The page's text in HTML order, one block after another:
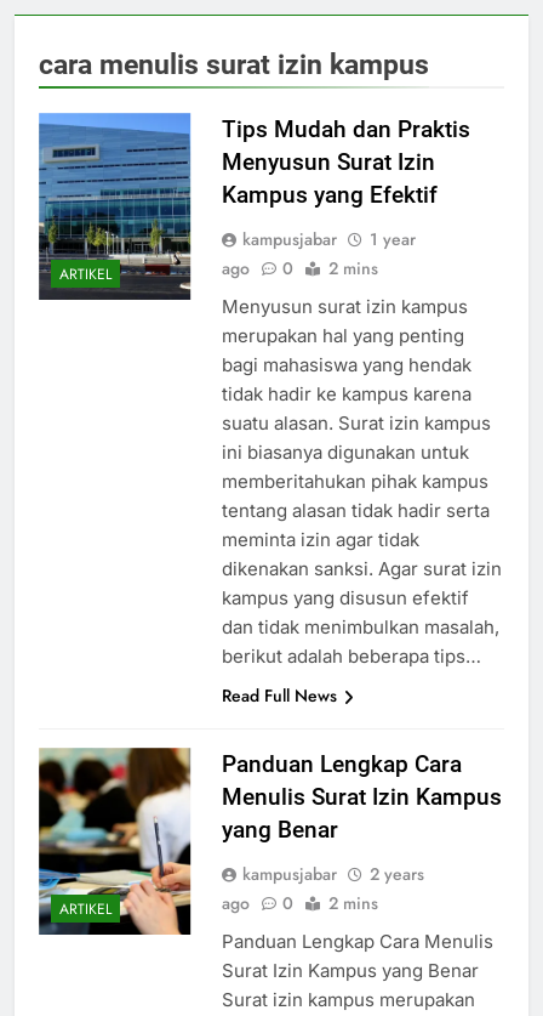
cara menulis surat izin kampus
ARTIKEL
Tips Mudah dan Praktis
Menyusun Surat Izin
Kampus yang Efektif
kampusjabar
1 year
ago
0 2 mins
Menyusun surat izin kampus
merupakan hal yang penting
bagi mahasiswa yang hendak
tidak hadir ke kampus karena
suatu alasan. Surat izin kampus
ini biasanya digunakan untuk
memberitahukan pihak kampus
tentang alasan tidak hadir serta
meminta izin agar tidak
dikenakan sanksi. Agar surat izin
kampus yang disusun efektif
dan tidak menimbulkan masalah,
berikut adalah beberapa tips…
Read Full News
ARTIKEL
Panduan Lengkap Cara
Menulis Surat Izin Kampus
yang Benar
kampusjabar
2 years
ago
0 2 mins
Panduan Lengkap Cara Menulis
Surat Izin Kampus yang Benar
Surat izin kampus merupakan